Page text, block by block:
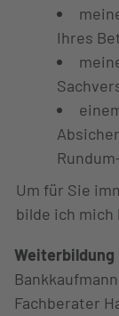
Ihres
Um für Sie
bilde ich
Weiterbildung
Bankkaufmann
Fachberater